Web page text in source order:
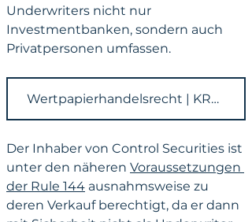
Underwriters nicht nur
Investmentbanken, sondern auch
Privatpersonen umfassen.
Wertpapierhandelsrecht | KRONSTEYN
Der Inhaber von Control Securities ist
unter den näheren Voraussetzungen
der Rule 144 ausnahmsweise zu
deren Verkauf berechtigt, da er dann